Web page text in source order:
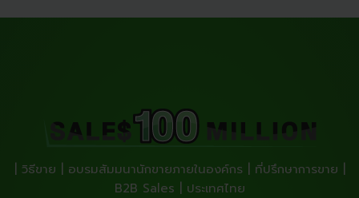
| วิธีขาย | อบรมสัมมนานักขายภายในองค์กร | ที่ปรึกษาการขาย |
B2B Sales | ประเทศไทย